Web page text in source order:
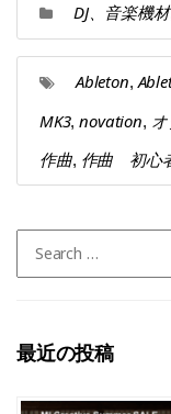
DJ、音楽機材
Ableton,
MK3,novation,
作曲, 作曲 初心
for:
最近の投稿